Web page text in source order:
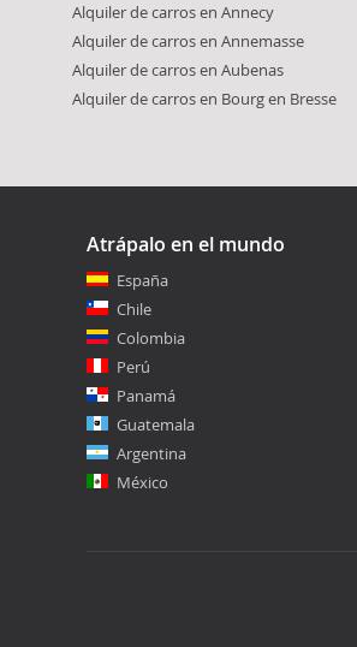
Alquiler de carros en Annecy
Alquiler de carros en Annemasse
Alquiler de carros en Aubenas
Alquiler de carros en Bourg en Bresse
Atrápalo en el mundo
España
Chile
Colombia
Perú
Panamá
Guatemala
Argentina
México